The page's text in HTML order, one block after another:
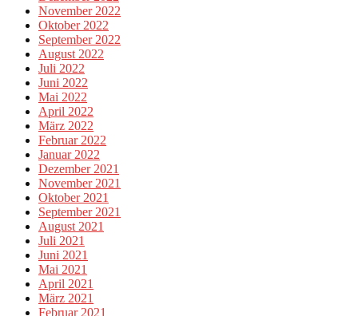
November 2022
Oktober 2022
September 2022
August 2022
Juli 2022
Juni 2022
Mai 2022
April 2022
März 2022
Februar 2022
Januar 2022
Dezember 2021
November 2021
Oktober 2021
September 2021
August 2021
Juli 2021
Juni 2021
Mai 2021
April 2021
März 2021
Februar 2021